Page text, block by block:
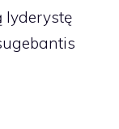
lyderystę